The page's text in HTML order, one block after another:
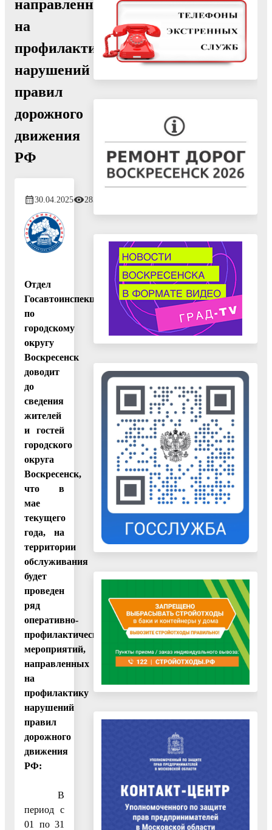
направленных
на
профилактику
нарушений
правил
дорожного
движения
РФ
30.04.2025 285
Отдел
Госавтоинспекции
по
городскому
округу
Воскресенск
доводит
до
сведения
жителей
и гостей
городского
округа
Воскресенск,
что в
мае
текущего
года, на
территории
обслуживания
будет
проведен
ряд
оперативно-
профилактических
мероприятий,
направленных
на
профилактику
нарушений
правил
дорожного
движения
РФ:
В
период с
01 по 31